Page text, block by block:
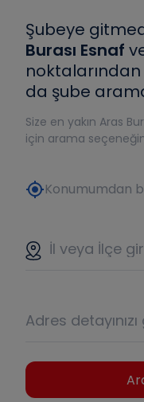
Şubeye
Burası Esnaf
da şube
Size en yakın Aras
için arama
my_locationKonumumdan
İl veya İlçe
Adres